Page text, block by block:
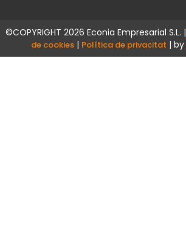
©COPYRIGHT 2026 Econia Empresarial S.L. |
de cookies | Política de privacitat | by